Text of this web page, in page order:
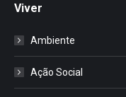
Viver
Ambiente
Ação Social